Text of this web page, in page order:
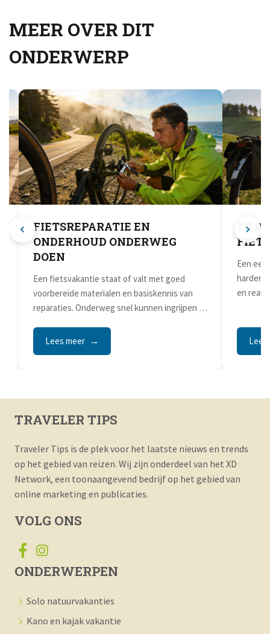
MEER OVER DIT
ONDERWERP
FIETSREPARATIE EN
ONDERHOUD ONDERWEG
DOEN
Een fietsvakantie staat of valt met goed
voorbereide materialen en basiskennis van
reparaties. Onderweg snel kunnen ingrijpen bij
Lees meer
ZO
Een
harder
en
Lees
TRAVELER TIPS
Traveler Tips is de plek voor het laatste nieuws en trends
op het gebied van reizen. Wij zijn onderdeel van het XD
Network, een toonaangevend bedrijf op het gebied van
online marketing en publicaties.
VOLG ONS
ONDERWERPEN
Solo natuurvakanties
Kano en kajak vakantie